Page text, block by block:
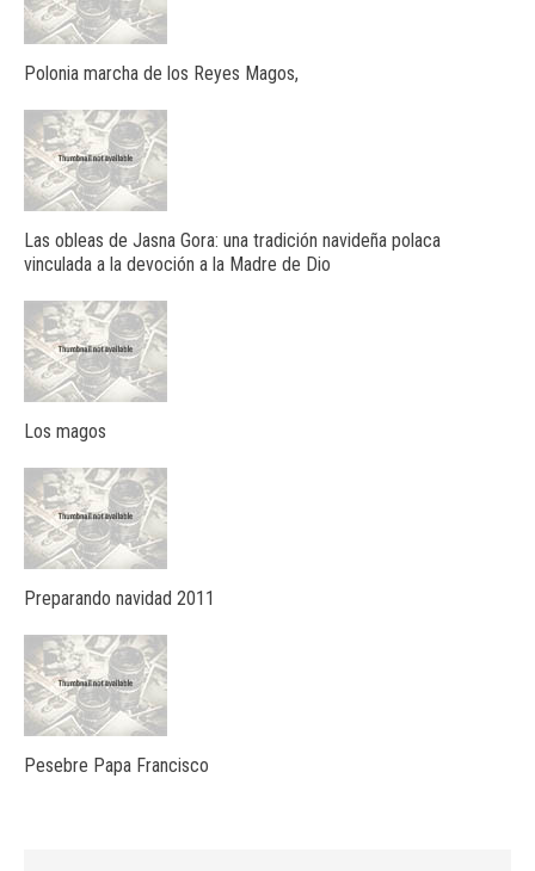
Polonia marcha de los Reyes Magos,
Las obleas de Jasna Gora: una tradición navideña polaca
vinculada a la devoción a la Madre de Dio
Los magos
Preparando navidad 2011
Pesebre Papa Francisco